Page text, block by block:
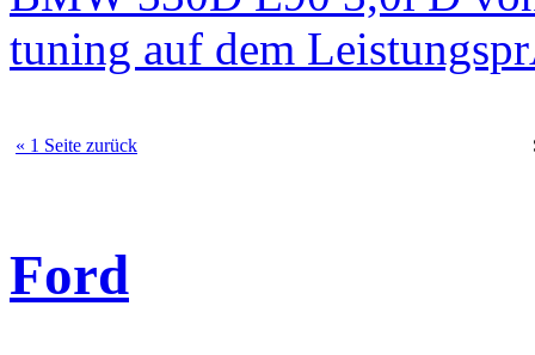
tuning auf dem
« 1 Seite zurück
Ford